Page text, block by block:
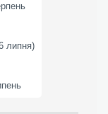
липня)